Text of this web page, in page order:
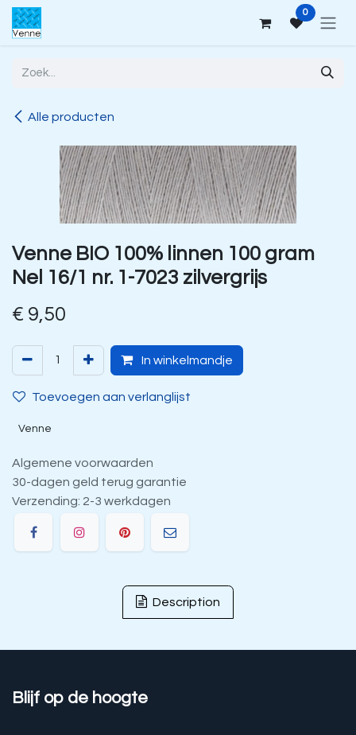
Overslaan naar inhoud 0
Alle producten
Venne BIO 100% linnen 100 gram
Nel 16/1 nr. 1-7023 zilvergrijs
€ 9,50
In winkelmandje
Toevoegen aan verlanglijst
Venne
Algemene voorwaarden
30-dagen geld terug garantie
Verzending: 2-3 werkdagen
Description
Blijf op de hoogte